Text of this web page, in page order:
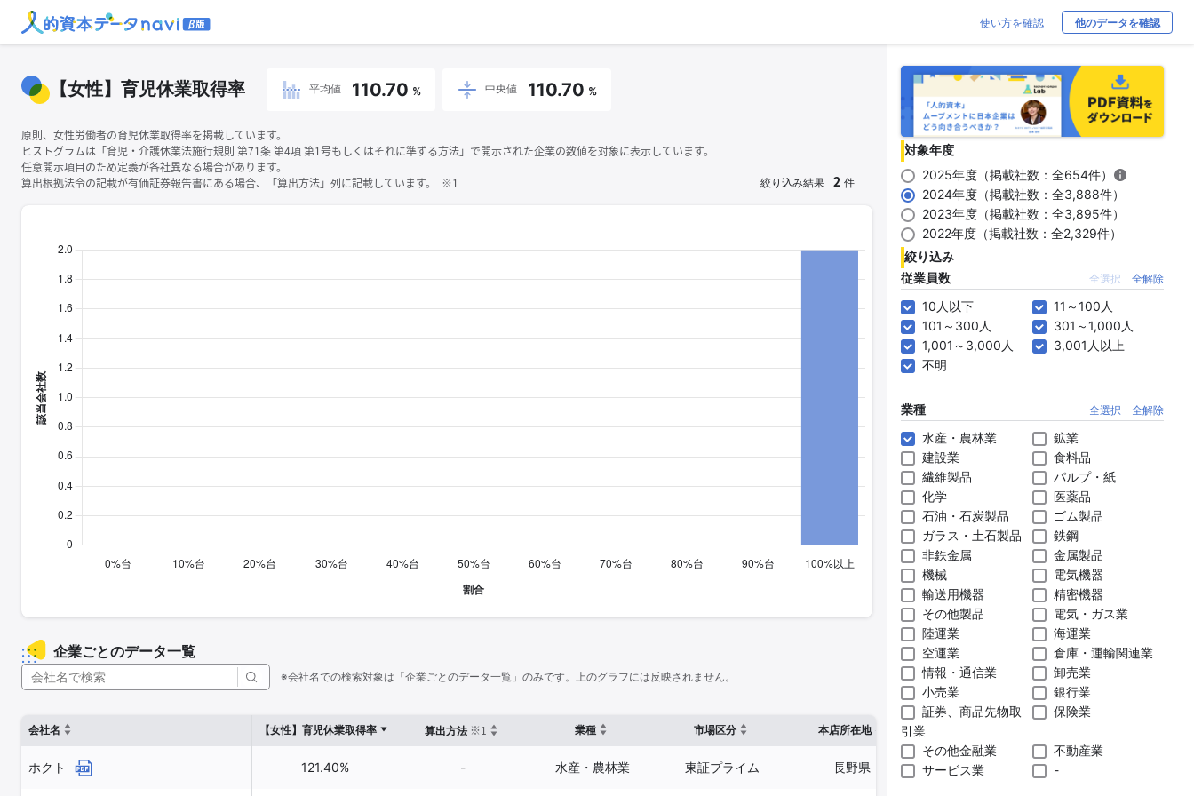
使い方を確認 他のデータを確認
【女性】育児休業取得率 平均値 110.70 % 中央値 110.70 %
原則、女性労働者の育児休業取得率を掲載しています。
ヒストグラムは「育児・介護休業法施行規則 第71条 第4項 第1号もしくはそれに準ずる方法」で開示された企業の数値を対象に表示しています。
任意開示項目のため定義が各社異なる場合があります。
算出根拠法令の記載が有価証券報告書にある場合、「算出方法」列に記載しています。 ※1
絞り込み結果 2 件
企業ごとのデータ一覧
※会社名での検索対象は「企業ごとのデータ一覧」のみです。上のグラフには反映されません。
会社名 【女性】育児休業取得率 算出方法 ※1 業種 市場区分 本店所在地
ホクト 121.40% - 水産・農林業 東証プライム 長野県 3,267人
対象年度
2025年度（掲載社数：全654件）
2024年度（掲載社数：全3,888件）
2023年度（掲載社数：全3,895件）
2022年度（掲載社数：全2,329件）
絞り込み
従業員数
全選択 全解除
10人以下
11～100人
101～300人
301～1,000人
1,001～3,000人
3,001人以上
不明
業種 全選択 全解除
水産・農林業
鉱業
建設業
食料品
繊維製品
パルプ・紙
化学
医薬品
石油・石炭製品
ゴム製品
ガラス・土石製品
鉄鋼
非鉄金属
金属製品
機械
電気機器
輸送用機器
精密機器
その他製品
電気・ガス業
陸運業
海運業
空運業
倉庫・運輸関連業
情報・通信業
卸売業
小売業
銀行業
証券、商品先物取
引業
保険業
その他金融業
不動産業
サービス業
-